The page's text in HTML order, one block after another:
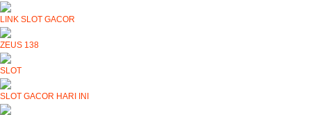
LINK SLOT GACOR
ZEUS 138
SLOT
SLOT GACOR HARI INI